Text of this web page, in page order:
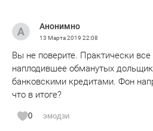
выдерживаться , а иначе банк не
финансирование, если что то
так не отмахнешся как от
лучше и ценами не пугайте, они
или однозначно существенно
стабелизируются
Анонимно
13 Марта 2019 22:08
Вы не поверите. Практически
наплодившее обманутых
банковскими кредитами. Фон
что в итоге?
0 эмодзи